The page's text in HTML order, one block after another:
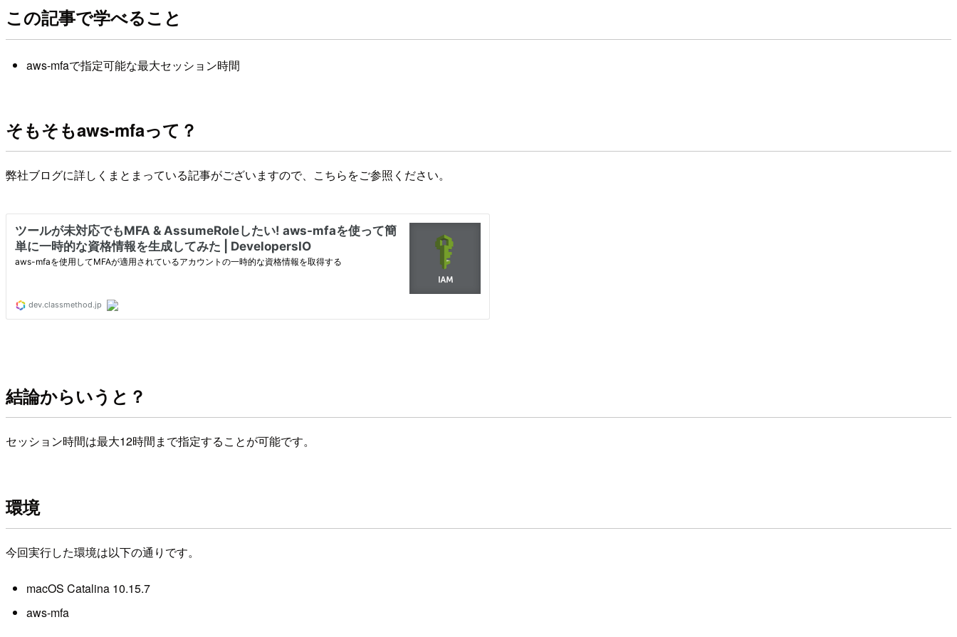
この記事で学べること
aws-mfaで指定可能な最大セッション時間
そもそもaws-mfaって？
弊社ブログに詳しくまとまっている記事がございますので、こちらをご参照ください。
結論からいうと？
セッション時間は最大12時間まで指定することが可能です。
環境
今回実行した環境は以下の通りです。
macOS Catalina 10.15.7
aws-mfa